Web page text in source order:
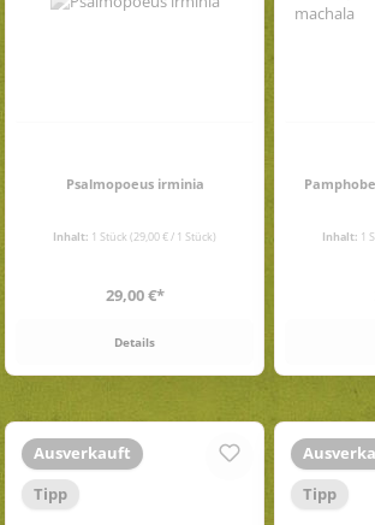
Psalmopoeus irminia
Inhalt: 1 Stück (29,00 € / 1 Stück)
Regulärer Preis:
29,00 €*
Details
Inhalt: 1
Ausverkauft
Tipp
Tipp